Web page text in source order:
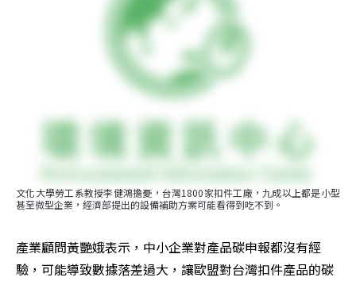
文化大學勞工系教授李健鴻擔憂，台灣1800家扣件工廠，九成以上都是小型
甚至微型企業，經濟部提出的設備補助方案可能看得到吃不到。
產業顧問黃艷娥表示，中小企業對產品碳申報都沒有經
驗，可能導致數據落差過大，讓歐盟對台灣扣件產品的碳